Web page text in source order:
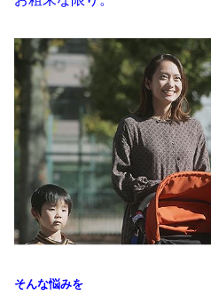
そんな悩みを